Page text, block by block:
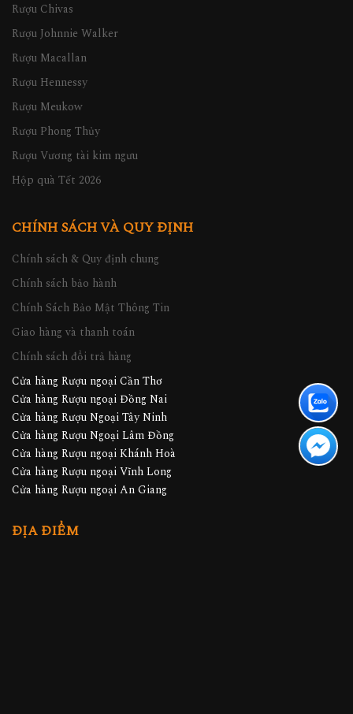
Rượu Chivas
Rượu Johnnie Walker
Rượu Macallan
Rượu Hennessy
Rượu Meukow
Rượu Phong Thủy
Rượu Vương tài kim ngưu
Hộp quà Tết 2026
CHÍNH SÁCH VÀ QUY ĐỊNH
Chính sách & Quy định chung
Chính sách bảo hành
Chính Sách Bảo Mật Thông Tin
Giao hàng và thanh toán
Chính sách đổi trả hàng
Cửa hàng Rượu ngoại Cần Thơ
Cửa hàng Rượu ngoại Đồng Nai
Cửa hàng Rượu Ngoại Tây Ninh
Cửa hàng Rượu Ngoại Lâm Đồng
Cửa hàng Rượu ngoại Khánh Hoà
Cửa hàng Rượu ngoại Vĩnh Long
Cửa hàng Rượu ngoại An Giang
ĐỊA ĐIỂM